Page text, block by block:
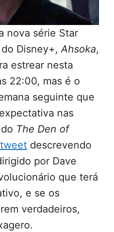
nova série Star
do Disney+,Ahsoka,
estrear nesta
22:00, mas é o
seguinte que
nas
The Den of
tweet descrevendo
por Dave
que terá
e se os
verdadeiros,